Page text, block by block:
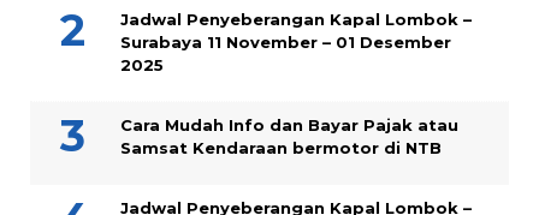
Jadwal Penyeberangan Kapal Lombok –
Surabaya 11 November – 01 Desember
2025
Cara Mudah Info dan Bayar Pajak atau
Samsat Kendaraan bermotor di NTB
Jadwal Penyeberangan Kapal Lombok –